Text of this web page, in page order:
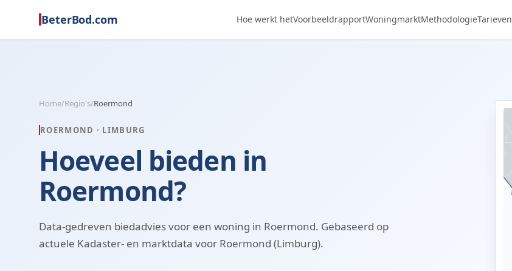
BeterBod.com Hoe werkt hetVoorbeeldrapportWoningmarktMethodologieTarieven
Home/Regio's/Roermond
ROERMOND · LIMBURG
Hoeveel bieden in
Roermond?
Data-gedreven biedadvies voor een woning in Roermond. Gebaseerd op
actuele Kadaster- en marktdata voor Roermond (Limburg).